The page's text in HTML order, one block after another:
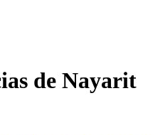
de Nayarit